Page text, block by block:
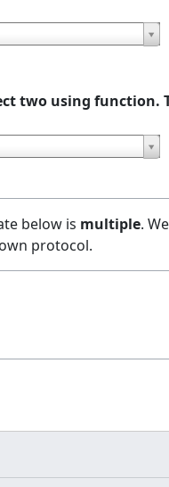
two using function.
below is multiple.
protocol.